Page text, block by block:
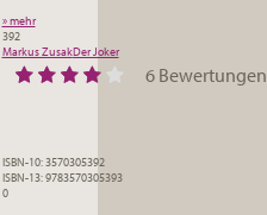
» mehr
392
Markus ZusakDer Joker
6 Bewertungen
ISBN-10: 3570305392
ISBN-13: 9783570305393
0